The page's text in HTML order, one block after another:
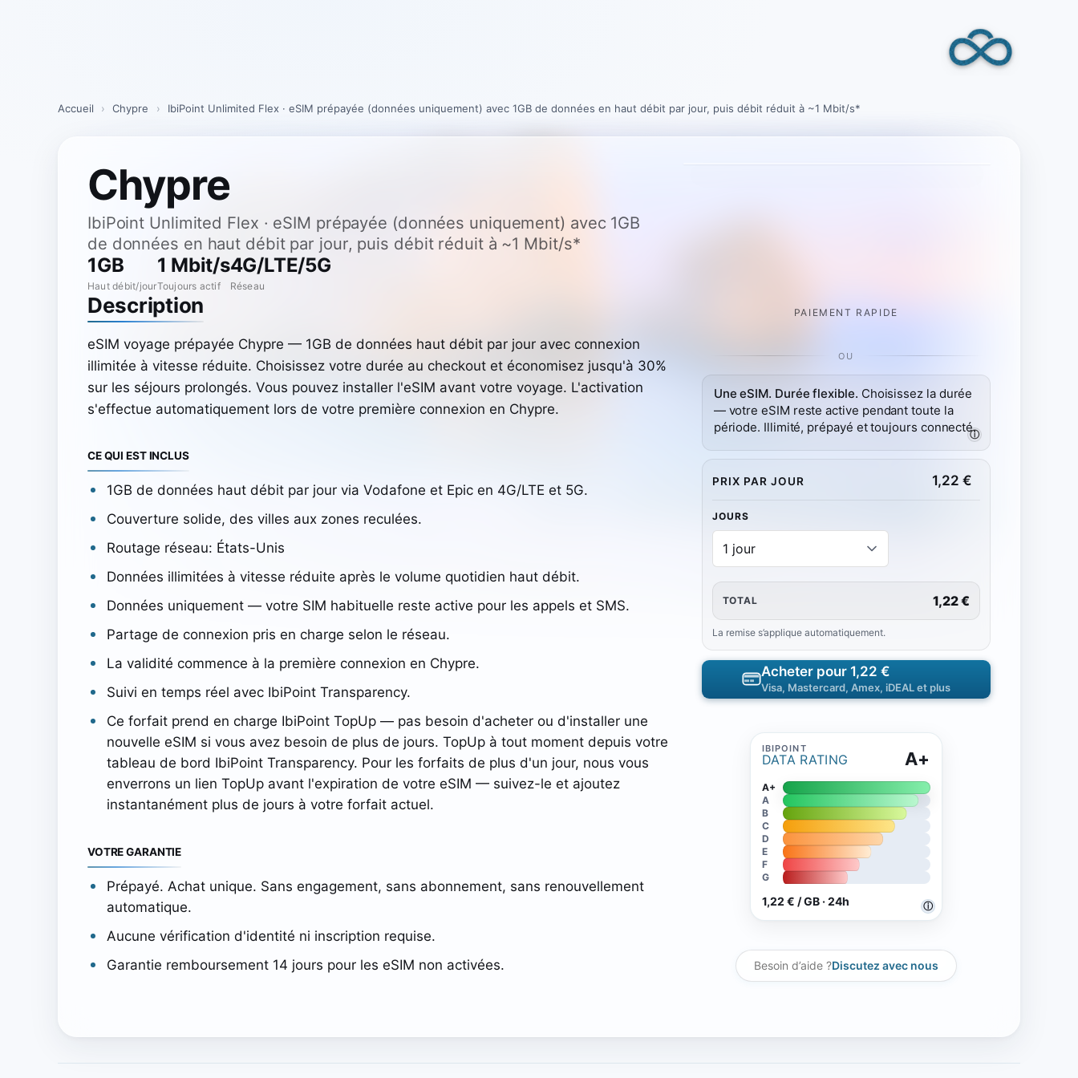
Accueil › Chypre › IbiPoint Unlimited Flex · eSIM prépayée (données uniquement) avec 1GB de données en haut débit par jour, puis débit réduit à ~1 Mbit/s*
Chypre
IbiPoint Unlimited Flex · eSIM prépayée (données uniquement) avec 1GB
de données en haut débit par jour, puis débit réduit à ~1 Mbit/s*
1GB
Haut débit/jour
1 Mbit/s
Toujours actif
4G/LTE/5G
Réseau
Description
eSIM voyage prépayée Chypre — 1GB de données haut débit par jour avec connexion
illimitée à vitesse réduite. Choisissez votre durée au checkout et économisez jusqu'à 30%
sur les séjours prolongés. Vous pouvez installer l'eSIM avant votre voyage. L'activation
s'effectue automatiquement lors de votre première connexion en Chypre.
CE QUI EST INCLUS
1GB de données haut débit par jour via Vodafone et Epic en 4G/LTE et 5G.
Couverture solide, des villes aux zones reculées.
Routage réseau: États-Unis
Données illimitées à vitesse réduite après le volume quotidien haut débit.
Données uniquement — votre SIM habituelle reste active pour les appels et SMS.
Partage de connexion pris en charge selon le réseau.
La validité commence à la première connexion en Chypre.
Suivi en temps réel avec IbiPoint Transparency.
Ce forfait prend en charge IbiPoint TopUp — pas besoin d'acheter ou d'installer une
nouvelle eSIM si vous avez besoin de plus de jours. TopUp à tout moment depuis votre
tableau de bord IbiPoint Transparency. Pour les forfaits de plus d'un jour, nous vous
enverrons un lien TopUp avant l'expiration de votre eSIM — suivez-le et ajoutez
instantanément plus de jours à votre forfait actuel.
VOTRE GARANTIE
Prépayé. Achat unique. Sans engagement, sans abonnement, sans renouvellement
automatique.
Aucune vérification d'identité ni inscription requise.
Garantie remboursement 14 jours pour les eSIM non activées.
PAIEMENT RAPIDE
OU
Une eSIM. Durée flexible. Choisissez la durée
— votre eSIM reste active pendant toute la
période. Illimité, prépayé et toujours connecté.
ⓘ
PRIX PAR JOUR 1,22 €
JOURS
TOTAL 1,22 €
La remise s’applique automatiquement.
Acheter pour 1,22 €
Visa, Mastercard, Amex, iDEAL et plus
DATA RATING
ⓘ
A+
A+
A
B
C
D
E
F
G
1,22 € / GB · 24h
Besoin d’aide ?Discutez avec nous